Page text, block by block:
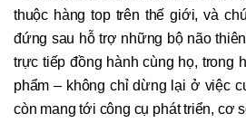
thuộc hàng top trên thế giới, và
đứng sau hỗ trợ những bộ não
trực tiếp đồng hành cùng họ, trong
phẩm – không chỉ dừng lại ở việc
còn mang tới công cụ phát triển, cơ